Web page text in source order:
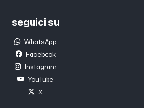
seguici su
WhatsApp
Facebook
Instagram
YouTube
X